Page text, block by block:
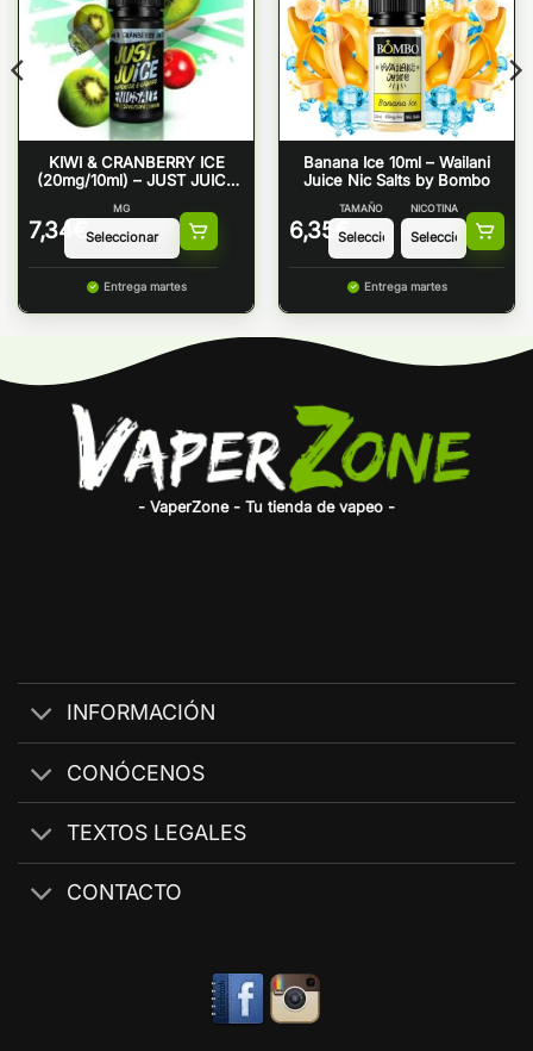
KIWI & CRANBERRY ICE
(20mg/10ml) – JUST JUICE
7,34 €
MG
Entrega martes
Banana Ice 10ml – Wailani
Juice Nic Salts by Bombo
6,35 €
TAMAÑO NICOTINA
Entrega martes
- VaperZone - Tu tienda de vapeo -
INFORMACIÓN
CONÓCENOS
TEXTOS LEGALES
CONTACTO